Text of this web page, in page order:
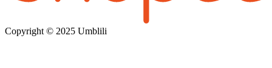
Copyright © 2025 Umblili